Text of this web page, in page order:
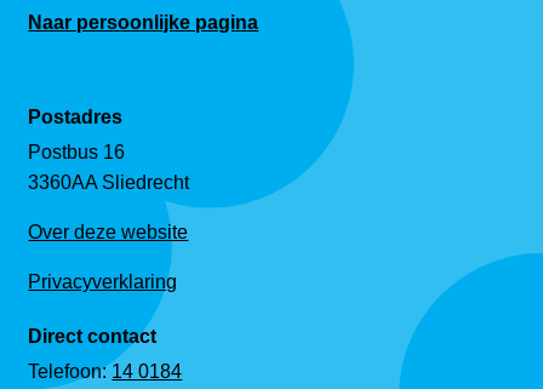
Naar persoonlijke pagina
Postadres
Postbus 16
3360AA Sliedrecht
Over deze website
Privacyverklaring
Direct contact
Telefoon:14 0184